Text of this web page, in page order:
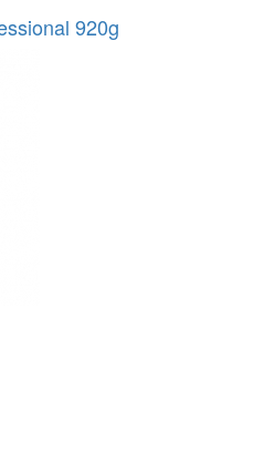
920g